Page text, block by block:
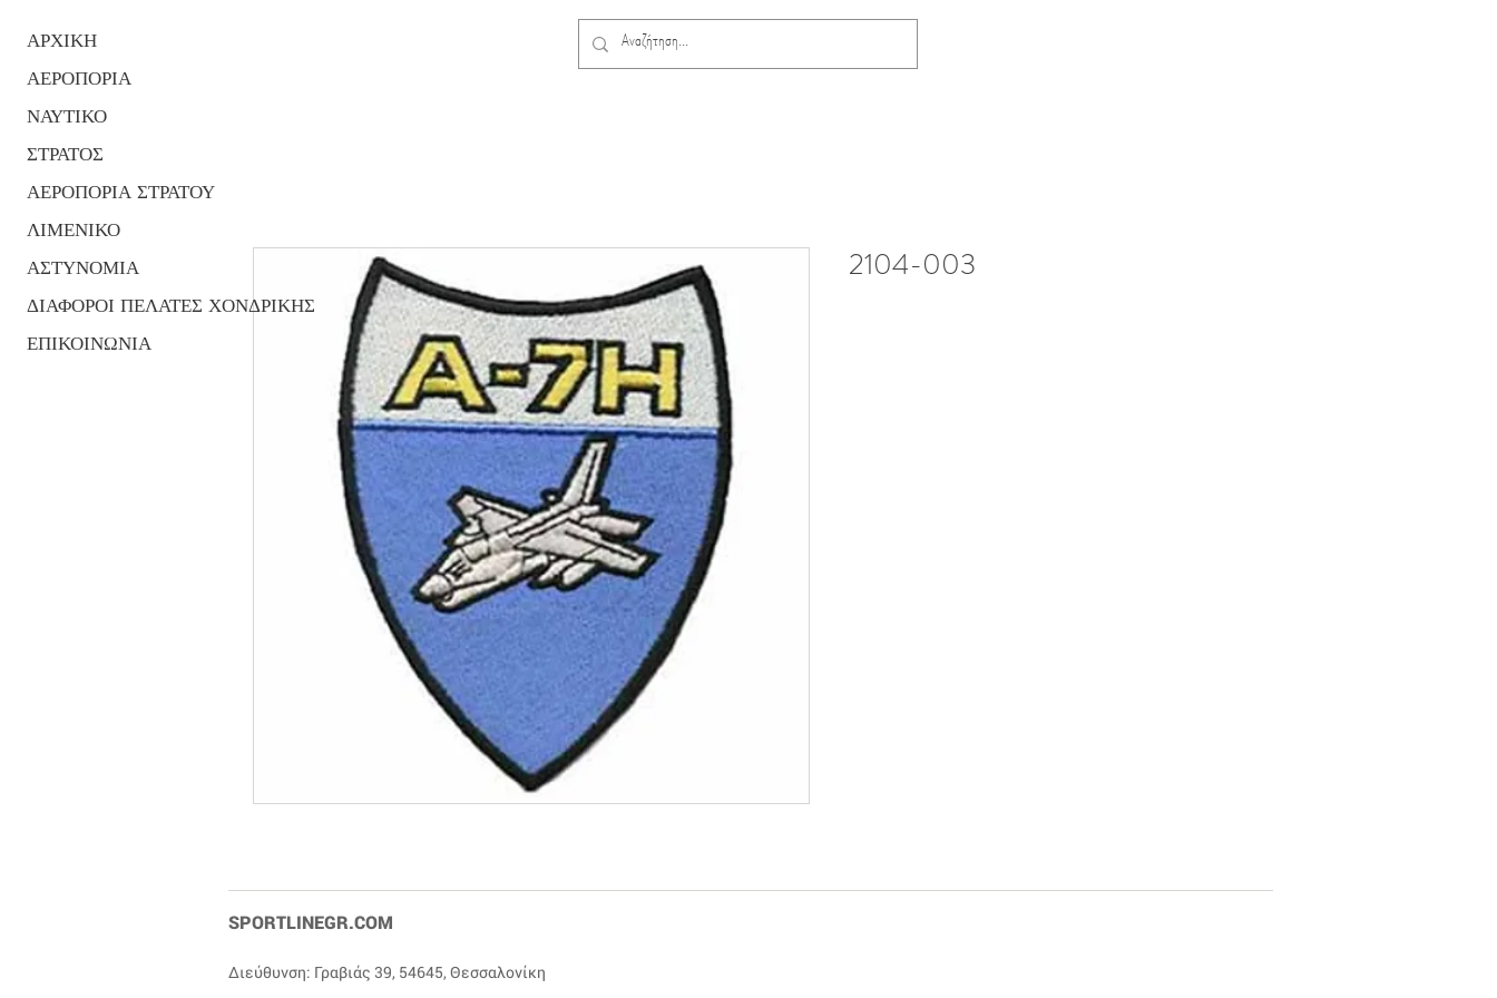
ΑΡΧΙΚΗ
ΑΕΡΟΠΟΡΙΑ
ΝΑΥΤΙΚΟ
ΣΤΡΑΤΟΣ
ΑΕΡΟΠΟΡΙΑ ΣΤΡΑΤΟΥ
ΛΙΜΕΝΙΚΟ
ΑΣΤΥΝΟΜΙΑ
ΔΙΑΦΟΡΟΙ ΠΕΛΑΤΕΣ ΧΟΝΔΡΙΚΗΣ
ΕΠΙΚΟΙΝΩΝΙΑ
2104-003
SPORTLINEGR.COM
Διεύθυνση: Γραβιάς 39, 54645, Θεσσαλονίκη